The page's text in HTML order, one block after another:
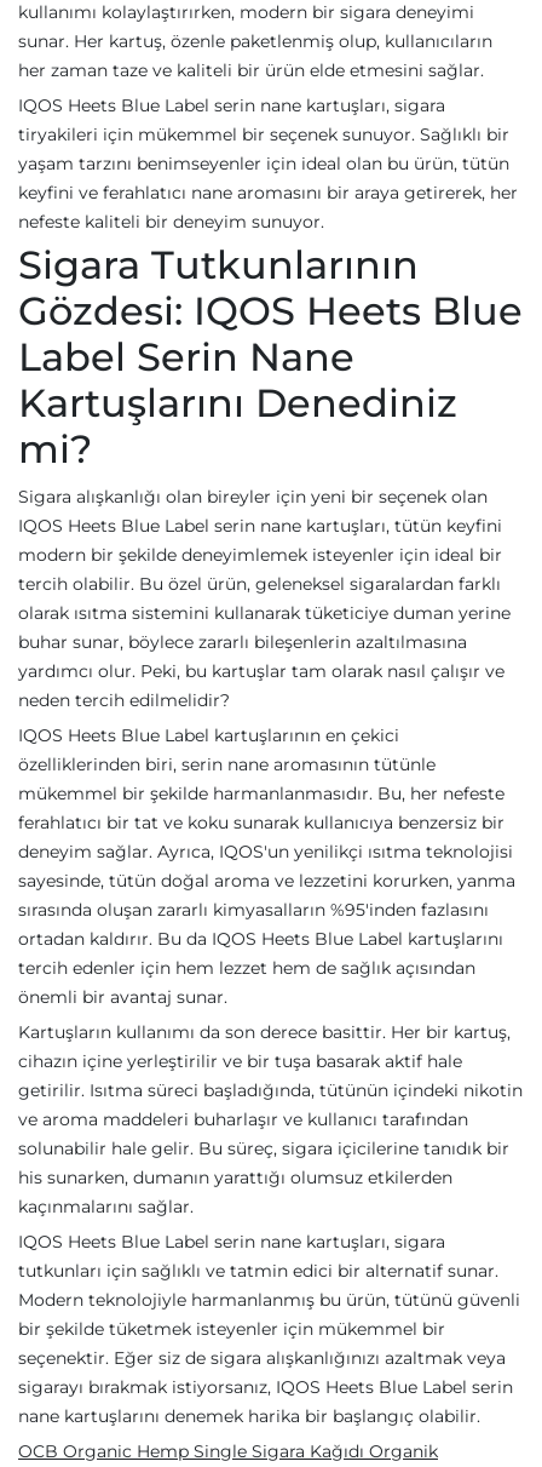
kullanımı kolaylaştırırken, modern bir sigara deneyimi
sunar. Her kartuş, özenle paketlenmiş olup, kullanıcıların
her zaman taze ve kaliteli bir ürün elde etmesini sağlar.
IQOS Heets Blue Label serin nane kartuşları, sigara
tiryakileri için mükemmel bir seçenek sunuyor. Sağlıklı bir
yaşam tarzını benimseyenler için ideal olan bu ürün, tütün
keyfini ve ferahlatıcı nane aromasını bir araya getirerek, her
nefeste kaliteli bir deneyim sunuyor.
Sigara Tutkunlarının
Gözdesi: IQOS Heets Blue
Label Serin Nane
Kartuşlarını Denediniz
mi?
Sigara alışkanlığı olan bireyler için yeni bir seçenek olan
IQOS Heets Blue Label serin nane kartuşları, tütün keyfini
modern bir şekilde deneyimlemek isteyenler için ideal bir
tercih olabilir. Bu özel ürün, geleneksel sigaralardan farklı
olarak ısıtma sistemini kullanarak tüketiciye duman yerine
buhar sunar, böylece zararlı bileşenlerin azaltılmasına
yardımcı olur. Peki, bu kartuşlar tam olarak nasıl çalışır ve
neden tercih edilmelidir?
IQOS Heets Blue Label kartuşlarının en çekici
özelliklerinden biri, serin nane aromasının tütünle
mükemmel bir şekilde harmanlanmasıdır. Bu, her nefeste
ferahlatıcı bir tat ve koku sunarak kullanıcıya benzersiz bir
deneyim sağlar. Ayrıca, IQOS'un yenilikçi ısıtma teknolojisi
sayesinde, tütün doğal aroma ve lezzetini korurken, yanma
sırasında oluşan zararlı kimyasalların %95'inden fazlasını
ortadan kaldırır. Bu da IQOS Heets Blue Label kartuşlarını
tercih edenler için hem lezzet hem de sağlık açısından
önemli bir avantaj sunar.
Kartuşların kullanımı da son derece basittir. Her bir kartuş,
cihazın içine yerleştirilir ve bir tuşa basarak aktif hale
getirilir. Isıtma süreci başladığında, tütünün içindeki nikotin
ve aroma maddeleri buharlaşır ve kullanıcı tarafından
solunabilir hale gelir. Bu süreç, sigara içicilerine tanıdık bir
his sunarken, dumanın yarattığı olumsuz etkilerden
kaçınmalarını sağlar.
IQOS Heets Blue Label serin nane kartuşları, sigara
tutkunları için sağlıklı ve tatmin edici bir alternatif sunar.
Modern teknolojiyle harmanlanmış bu ürün, tütünü güvenli
bir şekilde tüketmek isteyenler için mükemmel bir
seçenektir. Eğer siz de sigara alışkanlığınızı azaltmak veya
sigarayı bırakmak istiyorsanız, IQOS Heets Blue Label serin
nane kartuşlarını denemek harika bir başlangıç olabilir.
OCB Organic Hemp Single Sigara Kağıdı Organik